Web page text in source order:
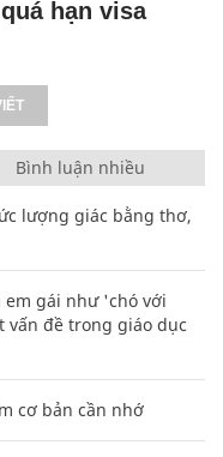
hạn visa
Bình luận nhiều
lượng giác bằng thơ,
em gái như 'chó với
đề trong giáo dục
cơ bản cần nhớ